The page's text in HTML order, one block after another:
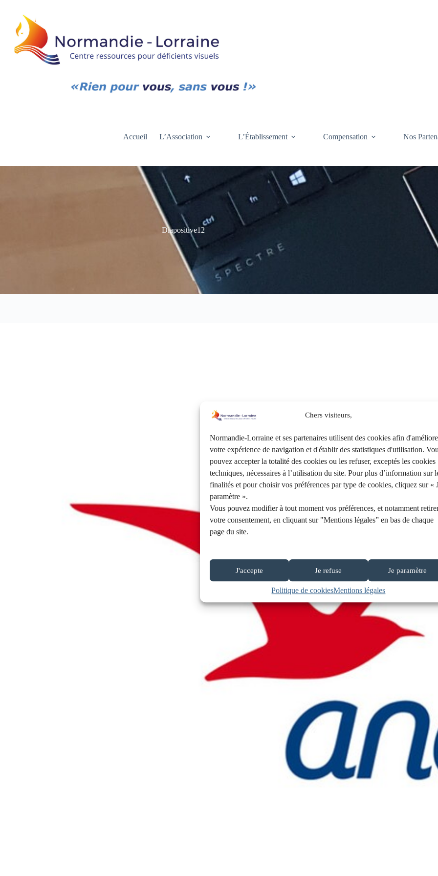
Chers visiteurs,
Normandie-Lorraine et ses partenaires utilisent des cookies afin
votre expérience de navigation et d'établir des statistiques d'utilisation.
pouvez accepter la totalité des cookies ou les refuser, exceptés les cookies
techniques, nécessaires à l’utilisation du site. Pour plus d’information sur
finalités et pour choisir vos préférences par type de cookies, cliquez sur «
paramètre ».
Vous pouvez modifier à tout moment vos préférences, et notamment
votre consentement, en cliquant sur "Mentions légales” en bas de chaque
page du site.
J'accepte Je refuse Je paramètre
Politique de cookiesMentions légales
contenu
Accueil L’Association L’Établissement Compensation Nos
Diapositive12